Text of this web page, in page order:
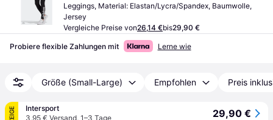
Leggings, Material: Elastan/Lycra/Spandex, Baumwolle,
Jersey
Vergleiche Preise von26,14 €bis29,90 €
Probiere flexible Zahlungen mit Lerne wie
Größe (Small-Large) Empfohlen Preis
Intersport
3,95 € Versand, 1–3 Tage 29,90 €